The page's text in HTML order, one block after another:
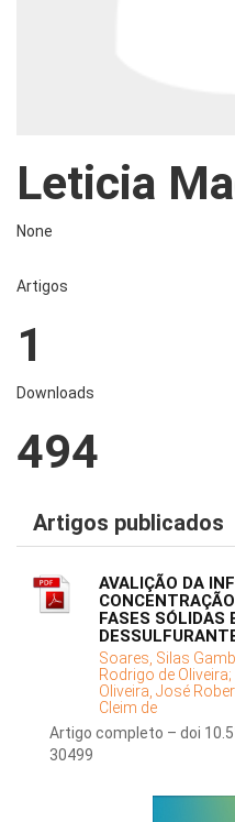
Leticia
None
Artigos
1
Downloads
494
Artigos publicados
AVALIÇÃO DA
FASES SÓLIDAS
Soares, Silas
Rodrigo de Oliveira;
Oliveira, José
Cleim de
Artigo completo – doi
30499